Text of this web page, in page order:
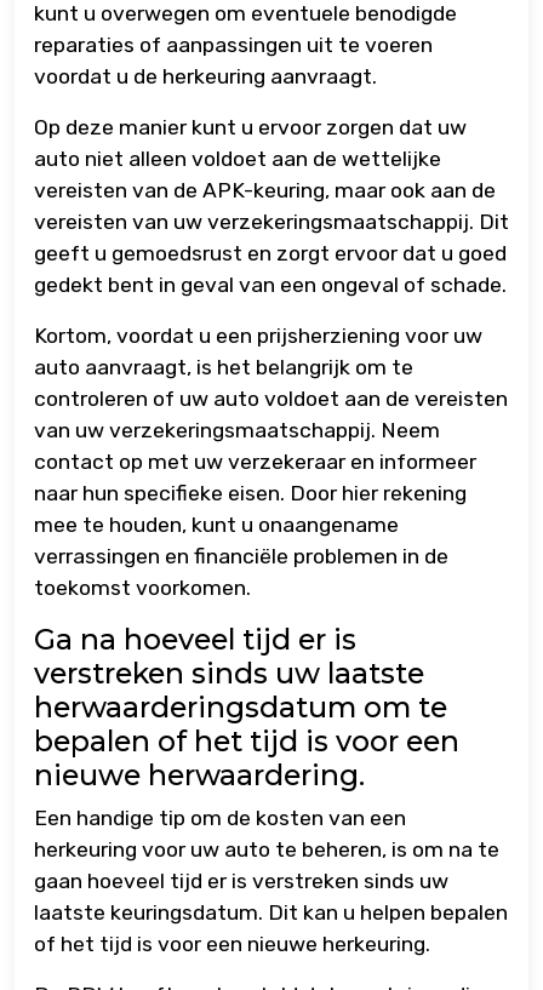
kunt u overwegen om eventuele benodigde
reparaties of aanpassingen uit te voeren
voordat u de herkeuring aanvraagt.
Op deze manier kunt u ervoor zorgen dat uw
auto niet alleen voldoet aan de wettelijke
vereisten van de APK-keuring, maar ook aan de
vereisten van uw verzekeringsmaatschappij. Dit
geeft u gemoedsrust en zorgt ervoor dat u goed
gedekt bent in geval van een ongeval of schade.
Kortom, voordat u een prijsherziening voor uw
auto aanvraagt, is het belangrijk om te
controleren of uw auto voldoet aan de vereisten
van uw verzekeringsmaatschappij. Neem
contact op met uw verzekeraar en informeer
naar hun specifieke eisen. Door hier rekening
mee te houden, kunt u onaangename
verrassingen en financiële problemen in de
toekomst voorkomen.
Ga na hoeveel tijd er is
verstreken sinds uw laatste
herwaarderingsdatum om te
bepalen of het tijd is voor een
nieuwe herwaardering.
Een handige tip om de kosten van een
herkeuring voor uw auto te beheren, is om na te
gaan hoeveel tijd er is verstreken sinds uw
laatste keuringsdatum. Dit kan u helpen bepalen
of het tijd is voor een nieuwe herkeuring.